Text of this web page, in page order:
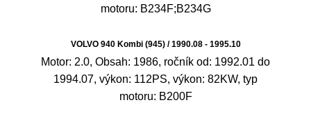
motoru: B234F;B234G
VOLVO 940 Kombi (945) / 1990.08 - 1995.10
Motor: 2.0, Obsah: 1986, ročník od: 1992.01 do
1994.07, výkon: 112PS, výkon: 82KW, typ
motoru: B200F